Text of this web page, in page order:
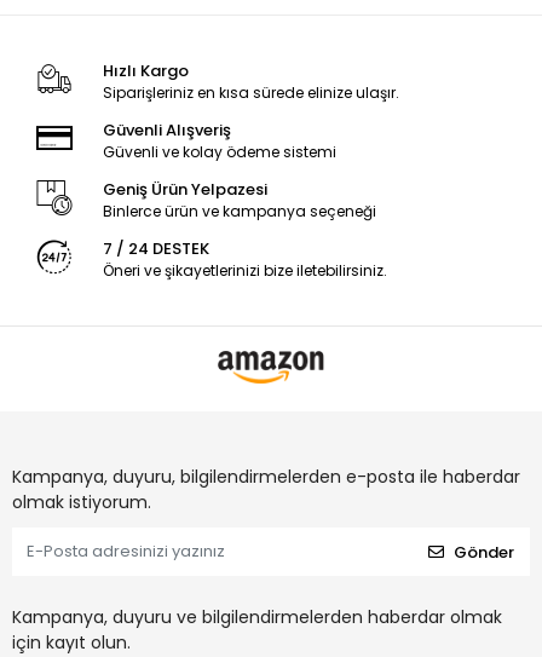
Hızlı Kargo
Siparişleriniz en kısa sürede elinize ulaşır.
Güvenli Alışveriş
Güvenli ve kolay ödeme sistemi
Geniş Ürün Yelpazesi
Binlerce ürün ve kampanya seçeneği
7 / 24 DESTEK
Öneri ve şikayetlerinizi bize iletebilirsiniz.
Kampanya, duyuru, bilgilendirmelerden e-posta ile haberdar
olmak istiyorum.
Gönder
Kampanya, duyuru ve bilgilendirmelerden haberdar olmak
için kayıt olun.